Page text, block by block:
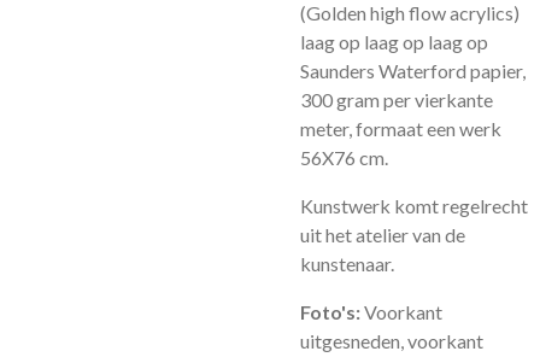
(Golden high flow acrylics)
laag op laag op laag op
Saunders Waterford papier,
300 gram per vierkante
meter, formaat een werk
56X76 cm.
Kunstwerk komt regelrecht
uit het atelier van de
kunstenaar.
Foto's:Voorkant
uitgesneden, voorkant